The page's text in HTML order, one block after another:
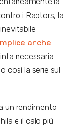
i Raptors, la
anche
necessaria
così la serie sul
un rendimento
e il calo più